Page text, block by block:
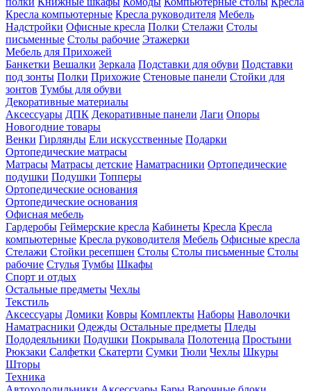
Кресла компьютерные Кресла руководителя Мебель
Надстройки Офисные кресла Полки Стелажи Столы
письменные Столы рабочие Этажерки
Мебель для Прихожей
Банкетки Вешалки Зеркала Подставки для обуви Подставки
под зонты Полки Прихожие Стеновые панели Стойки для
зонтов Тумбы для обуви
Декоративные материалы
Аксессуары ДПК Декоративные панели Лаги Опоры
Новогодние товары
Венки Гирлянды Ели искусственные Подарки
Ортопедические матрасы
Матрасы Матрасы детские Наматрасники Ортопедические
подушки Подушки Топперы
Ортопедические основания
Ортопедические основания
Офисная мебель
Гардеробы Геймерские кресла Кабинеты Кресла Кресла
компьютерные Кресла руководителя Мебель Офисные кресла
Стелажи Стойки ресепшен Столы Столы письменные Столы
рабочие Стулья Тумбы Шкафы
Спорт и отдых
Остальные предметы Чехлы
Текстиль
Аксессуары Домики Ковры Комплекты Наборы Наволочки
Наматрасники Одежды Остальные предметы Пледы
Пододеяльники Подушки Покрывала Полотенца Простыни
Рюкзаки Салфетки Скатерти Сумки Тюли Чехлы Шкуры
Шторы
Техника